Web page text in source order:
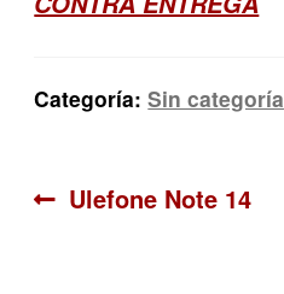
Categoría:Sin categoría
Navegación
Anterior:
Ulefone Note 14